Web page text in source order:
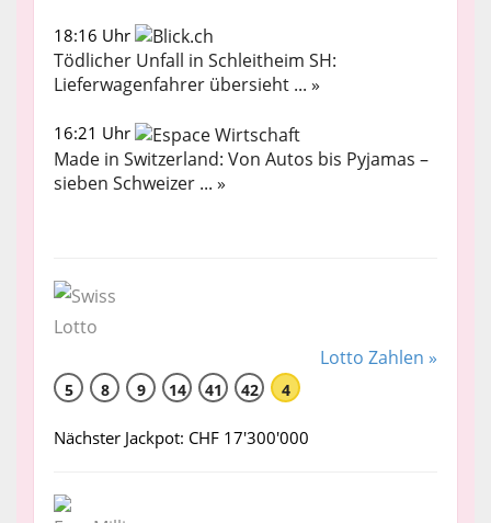
18:16 Uhr
Tödlicher Unfall in Schleitheim SH:
Lieferwagenfahrer übersieht ... »
16:21 Uhr
Made in Switzerland: Von Autos bis Pyjamas –
sieben Schweizer ... »
Lotto Zahlen »
5 8 9 14 41 42 4
Nächster Jackpot: CHF 17'300'000